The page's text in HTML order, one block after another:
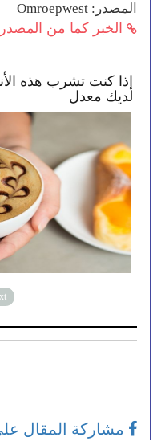
المصدر: Omroepwest
الخبر كما من المصدر
إذا كنت تشرب هذه
لديك معدل
مشاركة المقال